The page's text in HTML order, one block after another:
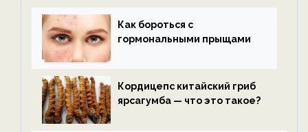
Как бороться с
гормональными прыщами
Кордицепс китайский гриб
ярсагумба — что это такое?